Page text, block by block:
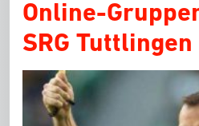
Online-
SRG Tuttlingen